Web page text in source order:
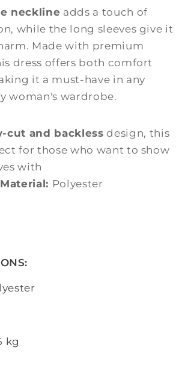
neckline adds a touch of
while the long sleeves give it
Made with premium
dress offers both comfort
it a must-have in any
woman's wardrobe.
cut and backless design, this
for those who want to show
with
Material: Polyester
kg